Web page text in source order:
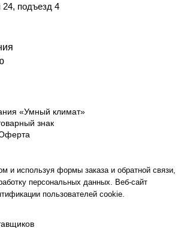
24, подъезд 4
«Умный климат»
знак
и используя формы заказа и обратной связи,
персональных данных. Веб-сайт
пользователей cookie.